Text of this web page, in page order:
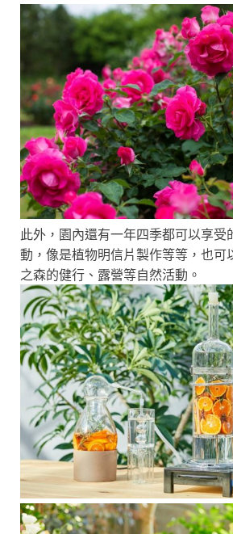
此外，園內還有一年四季都可以享受
動，像是植物明信片製作等等，也可
之森的健行、露營等自然活動。